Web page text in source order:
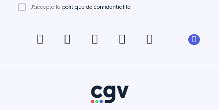
J'accepte la politique de confidentialité